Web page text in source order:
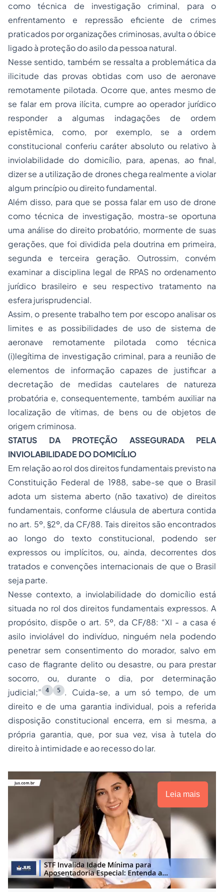
como técnica de investigação criminal, para o
enfrentamento e repressão eficiente de crimes
praticados por organizações criminosas, avulta o óbice
ligado à proteção do asilo da pessoa natural.
Nesse sentido, também se ressalta a problemática da
ilicitude das provas obtidas com uso de aeronave
remotamente pilotada. Ocorre que, antes mesmo de
se falar em prova ilícita, cumpre ao operador jurídico
responder a algumas indagações de ordem
epistêmica, como, por exemplo, se a ordem
constitucional conferiu caráter absoluto ou relativo à
inviolabilidade do domicílio, para, apenas, ao final,
dizer se a utilização de drones chega realmente a violar
algum princípio ou direito fundamental.
Além disso, para que se possa falar em uso de drone
como técnica de investigação, mostra-se oportuna
uma análise do direito probatório, mormente de suas
gerações, que foi dividida pela doutrina em primeira,
segunda e terceira geração. Outrossim, convém
examinar a disciplina legal de RPAS no ordenamento
jurídico brasileiro e seu respectivo tratamento na
esfera jurisprudencial.
Assim, o presente trabalho tem por escopo analisar os
limites e as possibilidades de uso de sistema de
aeronave remotamente pilotada como técnica
(i)legítima de investigação criminal, para a reunião de
elementos de informação capazes de justificar a
decretação de medidas cautelares de natureza
probatória e, consequentemente, também auxiliar na
localização de vítimas, de bens ou de objetos de
origem criminosa.
STATUS DA PROTEÇÃO ASSEGURADA PELA
INVIOLABILIDADE DO DOMICÍLIO
Em relação ao rol dos direitos fundamentais previsto na
Constituição Federal de 1988, sabe-se que o Brasil
adota um sistema aberto (não taxativo) de direitos
fundamentais, conforme cláusula de abertura contida
no art. 5º, §2º, da CF/88. Tais direitos são encontrados
ao longo do texto constitucional, podendo ser
expressos ou implícitos, ou, ainda, decorrentes dos
tratados e convenções internacionais de que o Brasil
seja parte.
Nesse contexto, a inviolabilidade do domicílio está
situada no rol dos direitos fundamentais expressos. A
propósito, dispõe o art. 5º, da CF/88: “XI - a casa é
asilo inviolável do indivíduo, ninguém nela podendo
penetrar sem consentimento do morador, salvo em
caso de flagrante delito ou desastre, ou para prestar
socorro, ou, durante o dia, por determinação
judicial;”
4 5
. Cuida-se, a um só tempo, de um
direito e de uma garantia individual, pois a referida
disposição constitucional encerra, em si mesma, a
própria garantia, que, por sua vez, visa à tutela do
direito à intimidade e ao recesso do lar.
Leia mais